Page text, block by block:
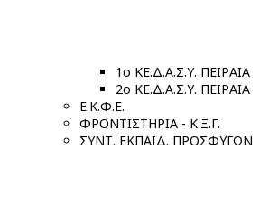
1ο ΚΕ.Δ.Α.Σ.Υ. ΠΕΙΡΑΙΑ
2ο ΚΕ.Δ.Α.Σ.Υ. ΠΕΙΡΑΙΑ
Ε.Κ.Φ.Ε.
ΦΡΟΝΤΙΣΤΗΡΙΑ - Κ.Ξ.Γ.
ΣΥΝΤ. ΕΚΠΑΙΔ. ΠΡΟΣΦΥΓΩΝ